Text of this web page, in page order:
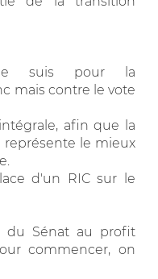
je suis pour la
mais contre le vote
afin que la
le mieux
d'un RIC sur le
du Sénat au profit
commencer, on